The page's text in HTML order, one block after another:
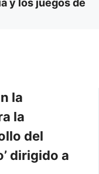
y los juegos de
la
la
del
dirigido a